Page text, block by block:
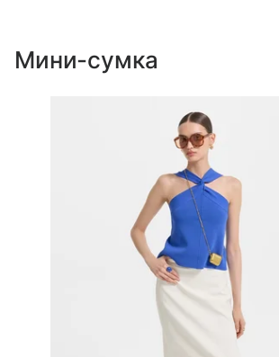
Мини-сумка